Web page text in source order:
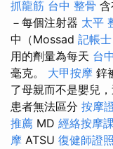
抓龍筋 台中 整骨
－每個注射器 太平
中（Mossad 記帳士
用的劑量為每天 台
毫克。 大甲按摩 鋅
了母親而不是嬰兒
患者無法區分 按摩
推薦 MD 經絡按摩
摩 ATSU 復健師證照